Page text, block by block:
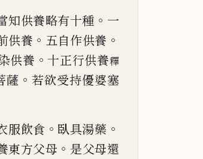
知供養略有十種 。 一
供養 。 五自作供養 。
供養 。十正行供養釋
薩 。 若欲受持優婆塞
服飲食 。 臥具湯藥 。
東方父母 。 是父母還